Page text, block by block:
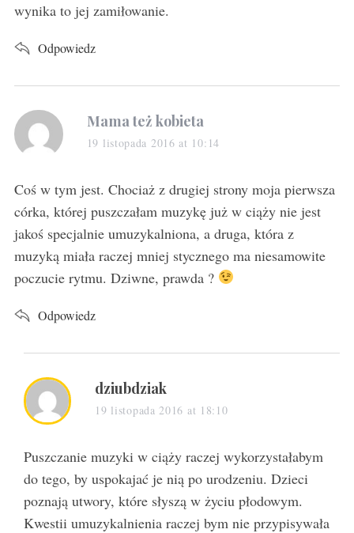
wynika to jej zamiłowanie.
Odpowiedz
s
a
s
:
Mama też kobieta
19 listopada 2016 at 10:14
Coś w tym jest. Chociaż z drugiej strony moja pierwsza
córka, której puszczałam muzykę już w ciąży nie jest
jakoś specjalnie umuzykalniona, a druga, która z
muzyką miała raczej mniej stycznego ma niesamowite
poczucie rytmu. Dziwne, prawda ?
Odpowiedz
s
a
s
:
dziubdziak
19 listopada 2016 at 18:10
Puszczanie muzyki w ciąży raczej wykorzystałabym
do tego, by uspokajać je nią po urodzeniu. Dzieci
poznają utwory, które słyszą w życiu płodowym.
Kwestii umuzykalnienia raczej bym nie przypisywała